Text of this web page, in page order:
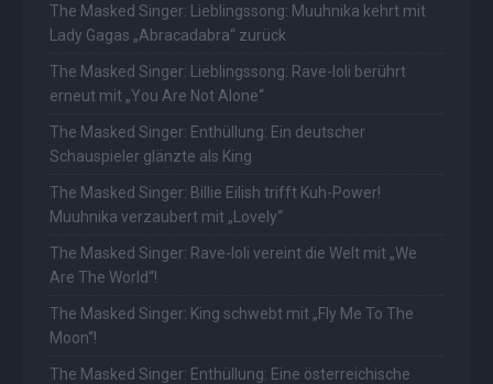
The Masked Singer: Lieblingssong: Muuhnika kehrt mit
Lady Gagas „Abracadabra“ zurück
The Masked Singer: Lieblingssong: Rave-Ioli berührt
erneut mit „You Are Not Alone“
The Masked Singer: Enthüllung: Ein deutscher
Schauspieler glänzte als King
The Masked Singer: Billie Eilish trifft Kuh-Power!
Muuhnika verzaubert mit „Lovely“
The Masked Singer: Rave-Ioli vereint die Welt mit „We
Are The World“!
The Masked Singer: King schwebt mit „Fly Me To The
Moon“!
The Masked Singer: Enthüllung: Eine österreichische